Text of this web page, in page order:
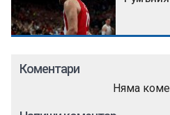
Коментари
Няма